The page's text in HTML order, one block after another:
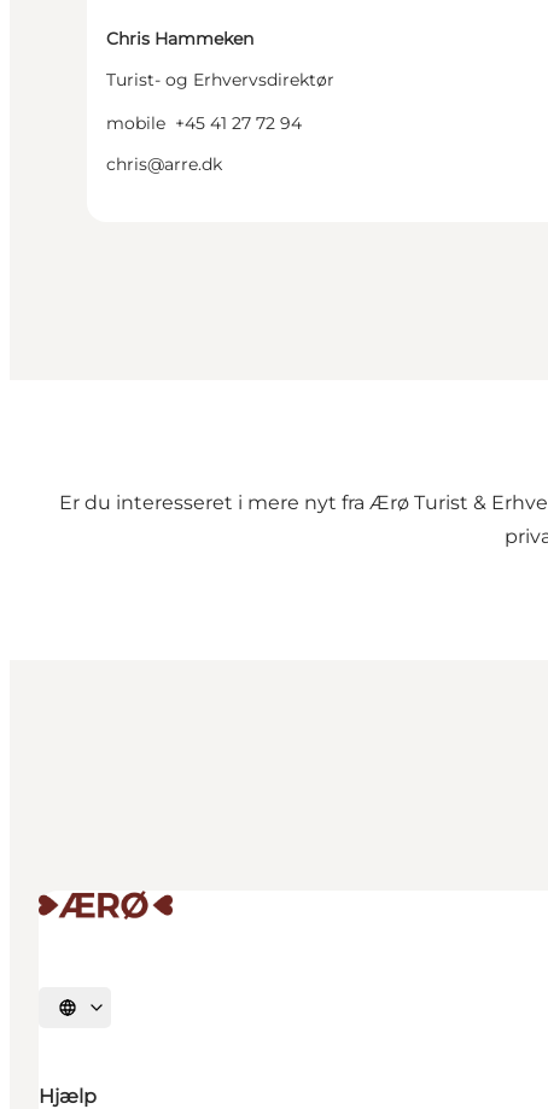
Chris Hammeken
Turist- og Erhvervsdirektør
mobile +45 41 27 72 94
chris@arre.dk
Er du interesseret i mere nyt fra Ærø Turist &
Vælg sprog
Hjælp